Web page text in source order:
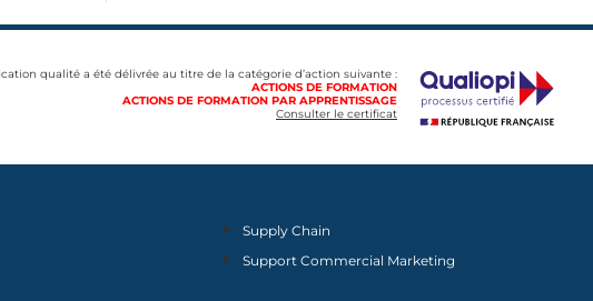
qualité a été délivrée au titre de la catégorie d’action suivante :
ACTIONS DE FORMATION
ACTIONS DE FORMATION PAR APPRENTISSAGE
Consulter le certificat
Supply Chain
Support Commercial Marketing